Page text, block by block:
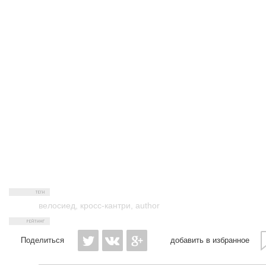
велосиед кросс-кантри author
Поделиться добавить в избранное